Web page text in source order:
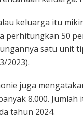
keluarga itu
perhitungkan 50
satu unit
2023).
juga
8.000.
tahun 2024.